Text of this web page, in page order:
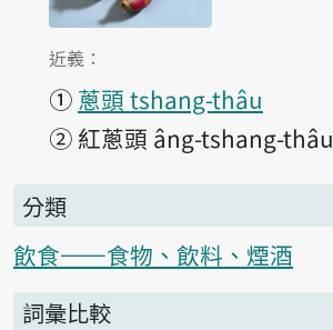
第1項釋義的
近義：
① 蔥頭 tshang-thâu
② 紅蔥頭 âng-tshang-thâu
分類
飲食——食物、飲料、煙酒
詞彙比較